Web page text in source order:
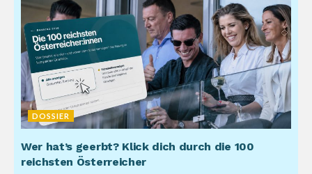
DOSSIER
Wer hat’s geerbt? Klick dich durch die 100
reichsten Österreicher